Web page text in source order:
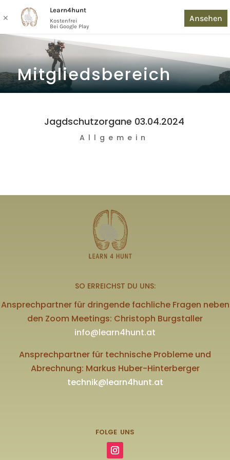
Mitgliedsbereich
Jagdschutzorgane 03.04.2024
Allgemein
SO ERREICHST DU UNS:
Ansprechpartner für dringende fachliche Fragen neben
den Zoom Meetings: Christoph Burgstaller
info@learn4hunt.at
Ansprechpartner für technische Probleme und
Abrechnung: Markus Huber-Hinterberger
technik@learn4hunt.at
FOLGE UNS
✕
Learn4hunt
Kostenfrei
Bei Google Play
Ansehen